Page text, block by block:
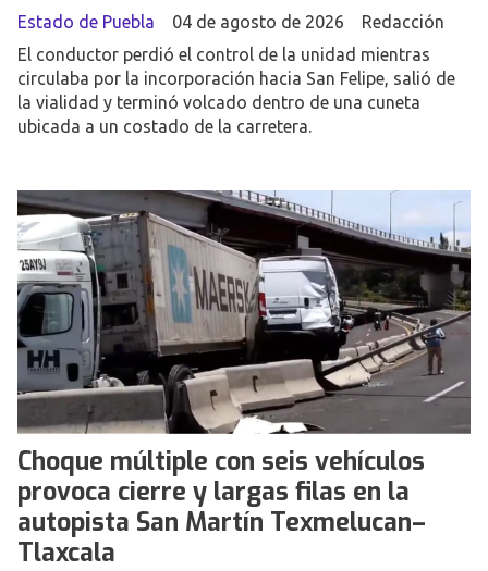
Redacción
Estado de Puebla
04 de agosto de 2026
El conductor perdió el control de la unidad mientras
circulaba por la incorporación hacia San Felipe, salió de
la vialidad y terminó volcado dentro de una cuneta
ubicada a un costado de la carretera.
Choque múltiple con seis vehículos
provoca cierre y largas filas en la
autopista San Martín Texmelucan–
Tlaxcala